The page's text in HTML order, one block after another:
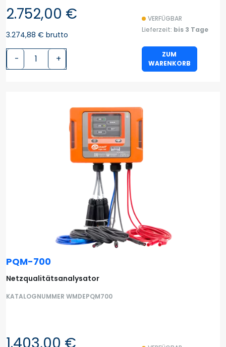
2.752,00 €
3.274,88 € brutto
- +
VERFÜGBAR
Lieferzeit: bis 3 Tage
ZUM
WARENKORB
PQM-700
Netzqualitätsanalysator
KATALOGNUMMER WMDEPQM700
1.403,00 €